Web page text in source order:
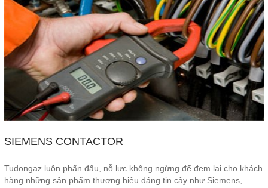
SIEMENS CONTACTOR
Tudongaz luôn phấn đấu, nỗ lực không ngừng để đem lại cho khách
hàng những sản phẩm thương hiệu đáng tin cậy như Siemens,